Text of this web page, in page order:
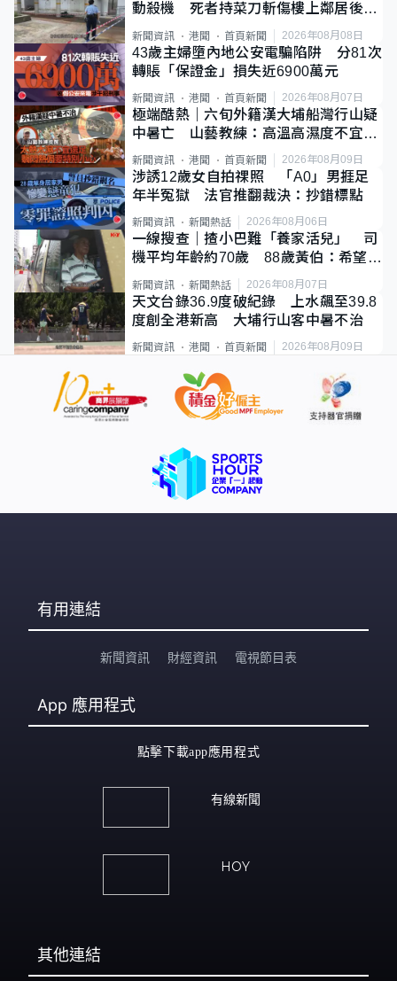
動殺機 死者持菜刀斬傷樓上鄰居後墮
新聞資訊 港聞 首頁新聞 2026年08月08日
43歲主婦墮內地公安電騙陷阱 分81次
轉賬「保證金」損失近6900萬元
新聞資訊 港聞 首頁新聞 2026年08月07日
極端酷熱｜六旬外籍漢大埔船灣行山疑
中暑亡 山藝教練：高溫高濕度不宜遠
足
新聞資訊 港聞 首頁新聞 2026年08月09日
涉誘12歲女自拍祼照 「A0」男捱足
年半冤獄 法官推翻裁決：抄錯標點
新聞資訊 新聞熱話 2026年08月06日
一線搜查｜揸小巴難「養家活兒」 司
機平均年齡約70歲 88歲黃伯：希望一
直揸落去
新聞資訊 新聞熱話 2026年08月07日
天文台錄36.9度破紀錄 上水飆至39.8
度創全港新高 大埔行山客中暑不治
新聞資訊 港聞 首頁新聞 2026年08月09日
有用連結
新聞資訊 財經資訊 電視節目表
App 應用程式
點擊下載app應用程式
有線新聞
HOY
其他連結